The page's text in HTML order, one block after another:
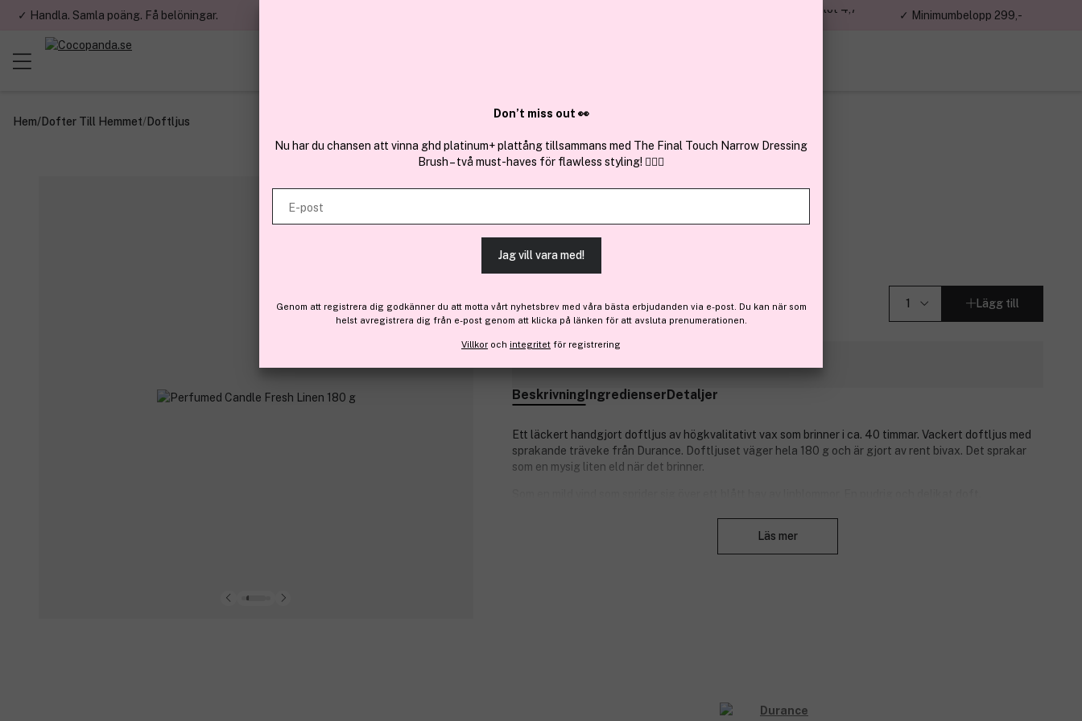
✓ Handla. Samla poäng. Få belöningar.
✓ Över 1,5 miljon kunder – Trustpilot 4,7
✓ Minimumbelopp 299,-
Hem/Dofter Till Hemmet/Doftljus
Durance
Perfumed Candle Fresh Linen 180 g
(6)Läs produktrecensioner (3)
-20% Bara 2 på lager
Före: 289 kr
Lägg till
BeskrivningIngredienserDetaljer
Ett läckert handgjort doftljus av högkvalitativt vax som brinner i ca. 40 timmar. Vackert doftljus med
sprakande träveke från Durance. Doftljuset väger hela 180 g och är gjort av rent bivax. Det sprakar
som en mysig liten eld när det brinner.
Läs mer
Don’t miss out 👀
Nu har du chansen att vinna ghd platinum+ plattång tillsammans med The Final Touch Narrow Dressing
Brush – två must-haves för flawless styling! 💇‍♀️✨
E-post
Jag vill vara med!
Genom att registrera dig godkänner du att motta vårt nyhetsbrev med våra bästa erbjudanden via e-post. Du kan när som
helst avregistrera dig från e-post genom att klicka på länken för att avsluta prenumerationen.
Villkor och integritet för registrering